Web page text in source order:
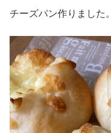
チーズパン作りました。